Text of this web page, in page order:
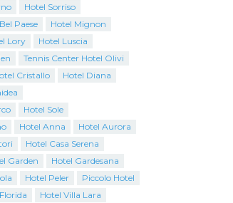
Hotel Sorriso
Paese
Hotel Mignon
Lory
Hotel Luscia
Tennis Center Hotel Olivi
Cristallo
Hotel Diana
Hotel Sole
Hotel Anna
Hotel Aurora
Hotel Casa Serena
Garden
Hotel Gardesana
Hotel Peler
Piccolo Hotel
Hotel Villa Lara